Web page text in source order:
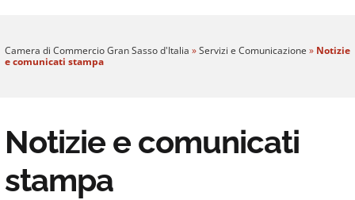
Camera di Commercio Gran Sasso d'Italia »Servizi e Comunicazione » Notizie
e comunicati stampa
Notizie e comunicati
stampa